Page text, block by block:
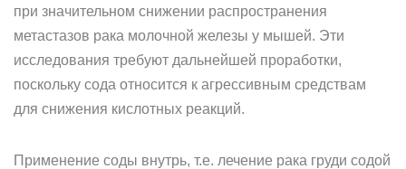
при значительном снижении распространения
метастазов рака молочной железы у мышей. Эти
исследования требуют дальнейшей проработки,
поскольку сода относится к агрессивным средствам
для снижения кислотных реакций.
Применение соды внутрь, т.е. лечение рака груди содой